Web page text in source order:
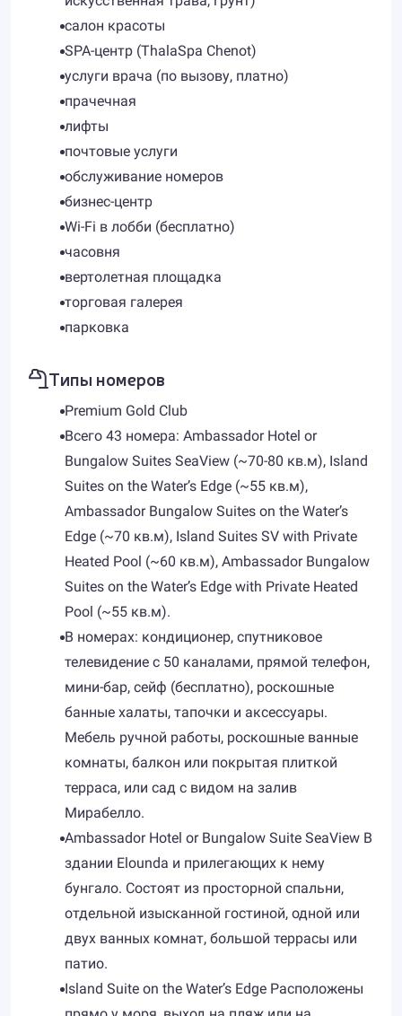
салон красоты
SPA-центр (ThalaSpa Chenot)
услуги врача (по вызову, платно)
прачечная
лифты
почтовые услуги
обслуживание номеров
бизнес-центр
Wi-Fi в лобби (бесплатно)
часовня
вертолетная площадка
торговая галерея
парковка
Типы номеров
Premium Gold Сlub
Всего 43 номера: Ambassador Hotel or
Bungalow Suites SeaView (~70-80 кв.м), Island
Suites on the Water’s Edge (~55 кв.м),
Ambassador Bungalow Suites on the Water’s
Edge (~70 кв.м), Island Suites SV with Private
Heated Pool (~60 кв.м), Ambassador Bungalow
Suites on the Water’s Edge with Private Heated
Pool (~55 кв.м).
В номерах: кондиционер, спутниковое
телевидение с 50 каналами, прямой телефон,
мини-бар, сейф (бесплатно), роскошные
банные халаты, тапочки и аксессуары.
Мебель ручной работы, роскошные ванные
комнаты, балкон или покрытая плиткой
терраса, или сад с видом на залив
Мирабелло.
Ambassador Hotel or Bungalow Suite SeaView В
здании Elounda и прилегающих к нему
бунгало. Состоят из просторной спальни,
отдельной изысканной гостиной, одной или
двух ванных комнат, большой террасы или
патио.
Island Suite on the Water’s Edge Расположены